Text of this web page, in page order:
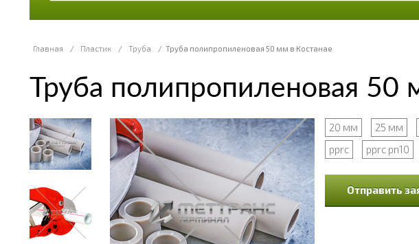
Главная / Пластик / Труба / Труба полипропиленовая 50 мм в Костанае
Труба полипропиленовая 50
20 мм 25 мм
pprc
pprc pn10
Отправить